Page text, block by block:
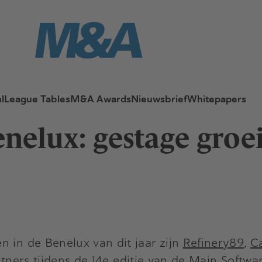
League TablesM&A AwardsNieuwsbriefWhitepapers
gestage
in de Benelux van dit jaar zijn Refinery89,